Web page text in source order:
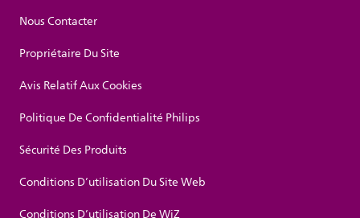
Nous Contacter
Propriétaire Du Site
Avis Relatif Aux Cookies
Politique De Confidentialité Philips
Sécurité Des Produits
Conditions D’utilisation Du Site Web